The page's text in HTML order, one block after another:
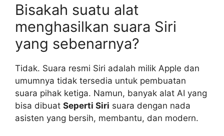
Bisakah suatu alat
menghasilkan suara Siri
yang sebenarnya?
Tidak. Suara resmi Siri adalah milik Apple dan
umumnya tidak tersedia untuk pembuatan
suara pihak ketiga. Namun, banyak alat AI yang
bisa dibuat Seperti Siri suara dengan nada
asisten yang bersih, membantu, dan modern.